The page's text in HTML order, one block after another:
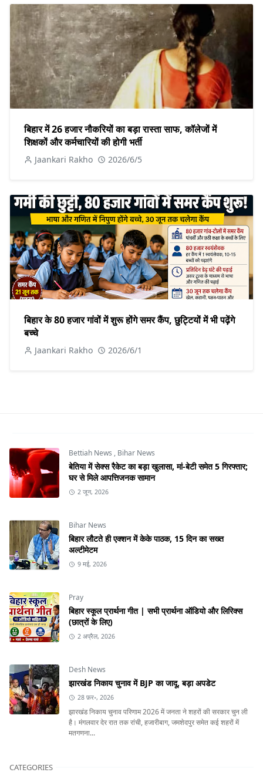
बिहार में 26 हजार नौकरियों का बड़ा रास्ता साफ, कॉलेजों में
शिक्षकों और कर्मचारियों की होगी भर्ती
Jaankari Rakho 2026/6/5
बिहार के 80 हजार गांवों में शुरू होंगे समर कैंप, छुट्टियों में भी पढ़ेंगे
बच्चे
Jaankari Rakho 2026/6/1
Bettiah News , Bihar News
बेतिया में सेक्स रैकेट का बड़ा खुलासा, मां-बेटी समेत 5 गिरफ्तार;
घर से मिले आपत्तिजनक सामान
2 जून, 2026
Bihar News
बिहार लौटते ही एक्शन में केके पाठक, 15 दिन का सख्त
अल्टीमेटम
9 मई, 2026
Pray
बिहार स्कूल प्रार्थना गीत | सभी प्रार्थना ऑडियो और लिरिक्स
(छात्रों के लिए)
2 अप्रैल, 2026
Desh News
झारखंड निकाय चुनाव में BJP का जादू, बड़ा अपडेट
28 फ़र॰, 2026
झारखंड निकाय चुनाव परिणाम 2026 में जनता ने शहरों की सरकार चुन ली
है। मंगलवार देर रात तक रांची, हजारीबाग, जमशेदपुर समेत कई शहरों में
मतगणना...
CATEGORIES